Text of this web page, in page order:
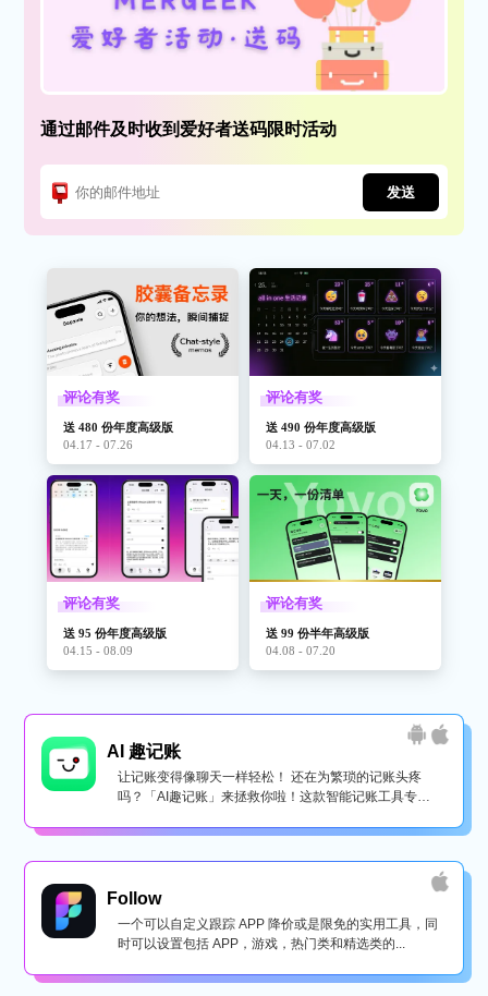
通过邮件及时收到爱好者送码限时活动
发送
评论有奖
送 480 份年度高级版
04.17 - 07.26
评论有奖
送 490 份年度高级版
04.13 - 07.02
评论有奖
送 95 份年度高级版
04.15 - 08.09
评论有奖
送 99 份半年高级版
04.08 - 07.20
AI 趣记账
让记账变得像聊天一样轻松！ 还在为繁琐的记账头疼
吗？「AI趣记账」来拯救你啦！这款智能记账工具专为
Follow
一个可以自定义跟踪 APP 降价或是限免的实用工具，同
时可以设置包括 APP，游戏，热门类和精选类的...